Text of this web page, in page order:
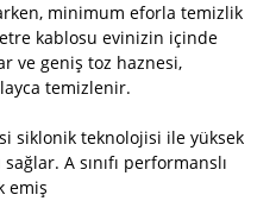
minimum eforla temizlik
kablosu evinizin içinde
ve geniş toz haznesi,
temizlenir.
siklonik teknolojisi ile yüksek
A sınıfı performanslı
emiş